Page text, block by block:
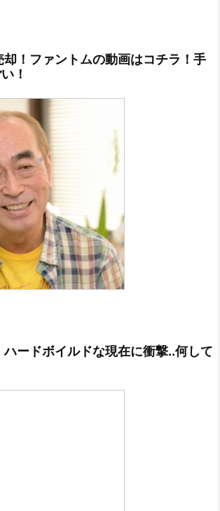
却！ファントムの動画はコチラ！手
！
ードボイルドな現在に衝撃..何して